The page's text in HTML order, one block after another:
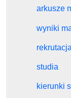
arkusze
wyniki
studia
kierunki